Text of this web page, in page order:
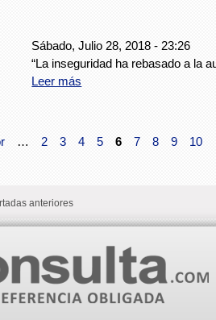
Sábado, Julio 28, 2018 - 23:26
“La inseguridad ha rebasado a la
Leer más
… 2 3 4 5 6 7 8 9 10
anteriores